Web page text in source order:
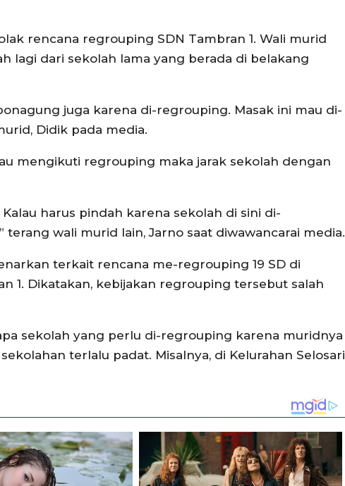
rencana regrouping SDN Tambran 1. Wali murid
lagi dari sekolah lama yang berada di belakang
juga karena di-regrouping. Masak ini mau di-
Didik pada media.
mengikuti regrouping maka jarak sekolah dengan
harus pindah karena sekolah di sini di-
wali murid lain, Jarno saat diwawancarai media.
terkait rencana me-regrouping 19 SD di
1. Dikatakan, kebijakan regrouping tersebut salah
sekolah yang perlu di-regrouping karena muridnya
terlalu padat. Misalnya, di Kelurahan Selosari